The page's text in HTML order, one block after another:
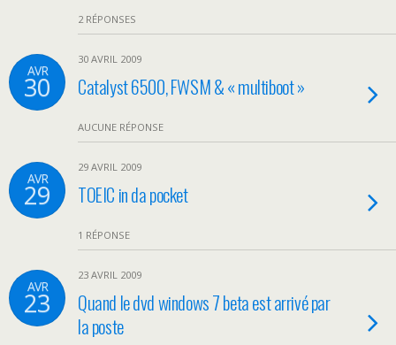
2 RÉPONSES
AVR
30
30 AVRIL 2009
Catalyst 6500, FWSM & « multiboot »
AUCUNE RÉPONSE
AVR
29
29 AVRIL 2009
TOEIC in da pocket
1 RÉPONSE
AVR
23
23 AVRIL 2009
Quand le dvd windows 7 beta est arrivé par
la poste